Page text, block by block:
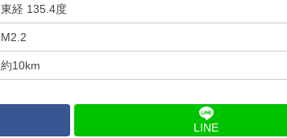
東経 135.4度
M2.2
約10km
LINE